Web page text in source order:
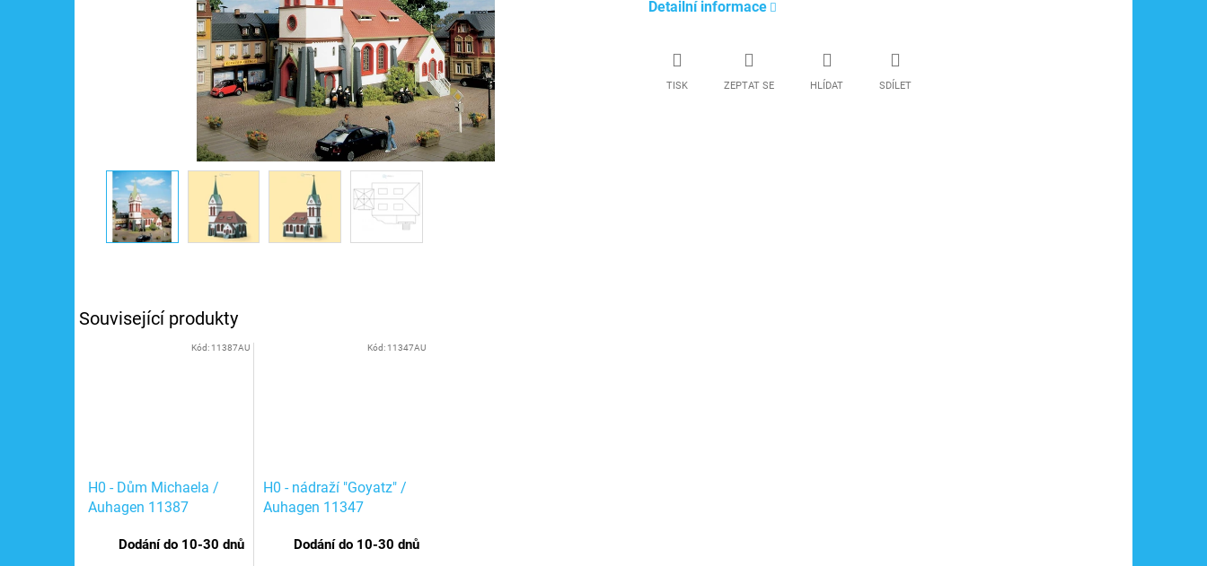
Detailní informace
TISK ZEPTAT SE HLÍDAT SDÍLET
Související produkty
H0 - Dům Michaela /
Auhagen 11387
Dodání do 10-30 dnů
Kód: 11387AU
H0 - nádraží "Goyatz" /
Auhagen 11347
Dodání do 10-30 dnů
Kód: 11347AU